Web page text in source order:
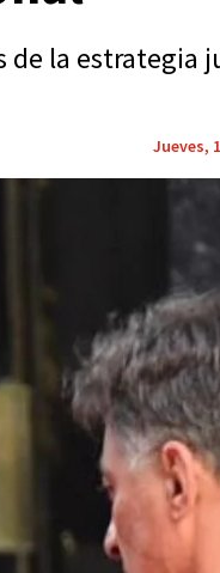
de la estrategia
Jueves,